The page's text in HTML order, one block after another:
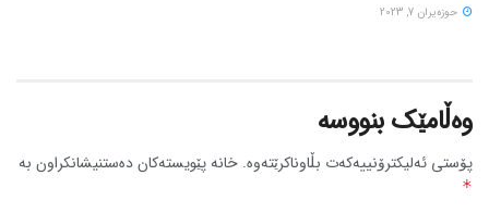
حوزه‌یران 7, 2023
وەڵامێک بنووسە
پۆستی ئەلیکترۆنییەکەت بڵاوناکرێتەوە. خانە پێویستەکان دەستنیشانکراون بە
*